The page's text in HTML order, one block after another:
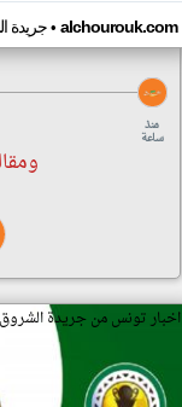
جريدة• alchourouk.com
منذ
ساعة
اخبار تونس من جريدة الشروق